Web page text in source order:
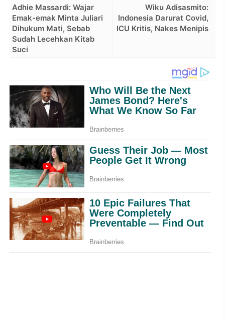
Wiku Adisasmito:
Indonesia Darurat Covid,
ICU Kritis, Nakes Menipis
Adhie Massardi: Wajar
Emak-emak Minta Juliari
Dihukum Mati, Sebab
Sudah Lecehkan Kitab
Suci